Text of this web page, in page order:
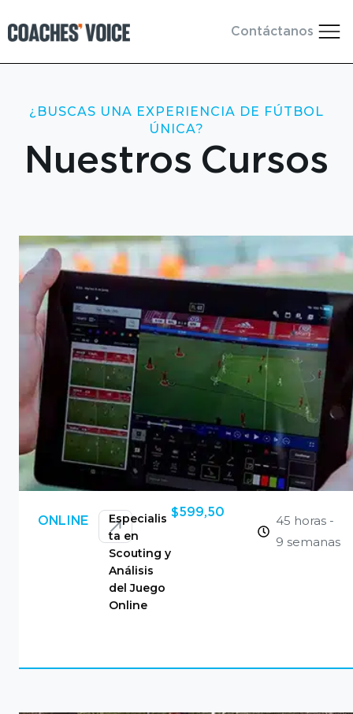
Contáctanos
¿BUSCAS UNA EXPERIENCIA DE FÚTBOL
ÚNICA?
Nuestros Cursos
ONLINE
Especialis
ta en
Scouting y
Análisis
del Juego
Online
$599,50
45 horas -
9 semanas